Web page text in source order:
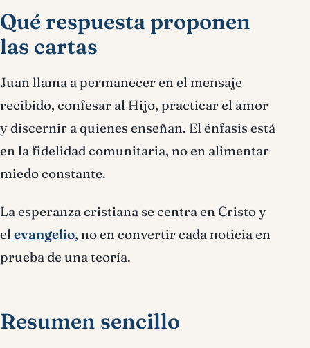
Qué respuesta proponen
las cartas
Juan llama a permanecer en el mensaje
recibido, confesar al Hijo, practicar el amor
y discernir a quienes enseñan. El énfasis está
en la fidelidad comunitaria, no en alimentar
miedo constante.
La esperanza cristiana se centra en Cristo y
el evangelio, no en convertir cada noticia en
prueba de una teoría.
Resumen sencillo